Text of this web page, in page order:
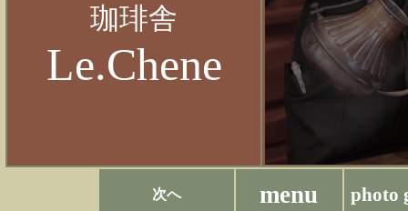
珈琲舎
Le.Chene
次へ menu photo